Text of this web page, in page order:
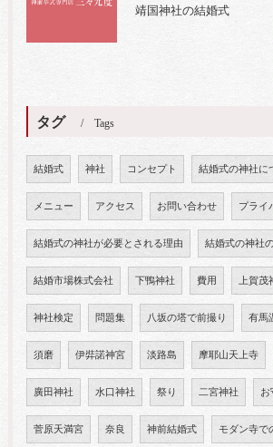
靖国神社の結婚式
タグ Tags
結婚式 神社 コンセプト 結婚式の神社に
メニュー アクセス お問い合わせ プライ
結婚式の神社が必要とされる理由 結婚式の神社
結婚市場株式会社 下鴨神社 費用 上賀茂
神社検定 問題集 八坂の塔で前撮り 有馬
須磨 伊弉諾神宮 淡路島 摩耶山天上寺
廣田神社 水口神社 祭り 二宮神社 お
菅原天満宮 奈良 神前結婚式 モダン寺で